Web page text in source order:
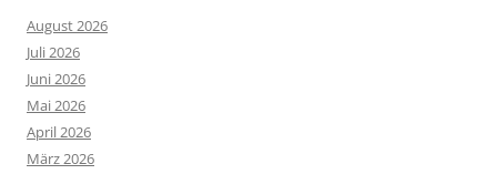
August 2026
Juli 2026
Juni 2026
Mai 2026
April 2026
März 2026